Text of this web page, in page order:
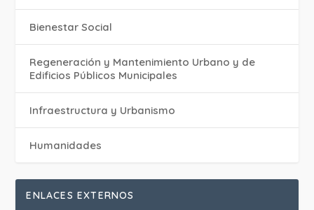
Bienestar Social
Regeneración y Mantenimiento Urbano y de
Edificios Públicos Municipales
Infraestructura y Urbanismo
Humanidades
ENLACES EXTERNOS